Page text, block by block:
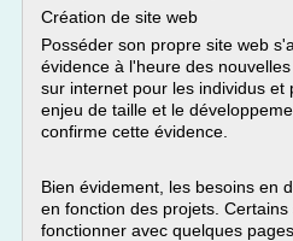
Création de site web
Posséder son propre site web
évidence à l'heure des
sur internet pour les individus et
enjeu de taille et le
confirme cette évidence.
Bien évidement, les besoins en
en fonction des projets.
fonctionner avec quelques pages